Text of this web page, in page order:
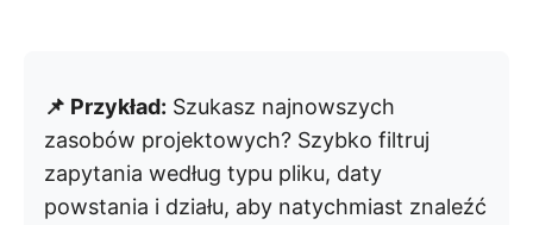
📌 Przykład: Szukasz najnowszych
zasobów projektowych? Szybko filtruj
zapytania według typu pliku, daty
powstania i działu, aby natychmiast znaleźć